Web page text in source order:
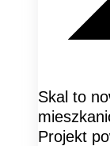
Skal to
Projekt